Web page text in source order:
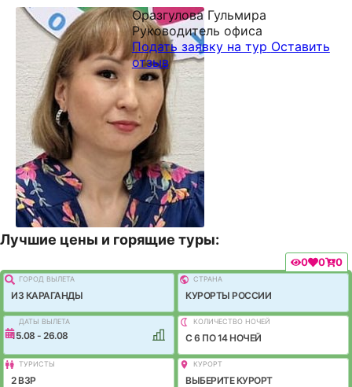
Оразгулова Гульмира
Руководитель офиса
Подать заявку на тур Оставить
отзыв
Лучшие цены и горящие туры:
0 0 0
ГОРОД ВЫЛEТА
ИЗ КАРАГАНДЫ
СТРАНА
КУРОРТЫ РОССИИ
ДАТЫ ВЫЛЕТА
15.08 - 26.08
КОЛИЧЕСТВО НОЧЕЙ
C 6 ПО 14 НОЧЕЙ
ТУРИСТЫ
2 ВЗР
КУРОРТ
ВЫБЕРИТЕ КУРОРТ